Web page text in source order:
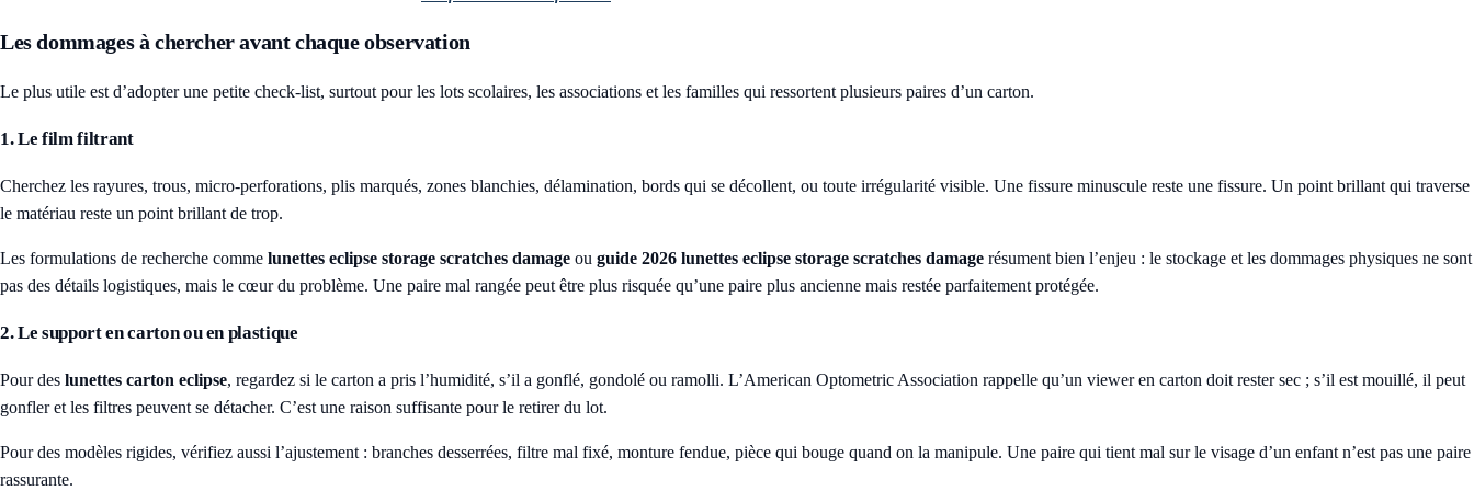
Les dommages à chercher avant chaque observation
Le plus utile est d’adopter une petite check-list, surtout pour les lots scolaires, les associations et les familles qui ressortent plusieurs paires d’un carton.
1. Le film filtrant
Cherchez les rayures, trous, micro-perforations, plis marqués, zones blanchies, délamination, bords qui se décollent, ou toute irrégularité visible. Une fissure minuscule reste une fissure. Un point brillant qui traverse
le matériau reste un point brillant de trop.
Les formulations de recherche comme lunettes eclipse storage scratches damage ou guide 2026 lunettes eclipse storage scratches damage résument bien l’enjeu : le stockage et les dommages physiques ne sont
pas des détails logistiques, mais le cœur du problème. Une paire mal rangée peut être plus risquée qu’une paire plus ancienne mais restée parfaitement protégée.
2. Le support en carton ou en plastique
Pour des lunettes carton eclipse, regardez si le carton a pris l’humidité, s’il a gonflé, gondolé ou ramolli. L’American Optometric Association rappelle qu’un viewer en carton doit rester sec ; s’il est mouillé, il peut
gonfler et les filtres peuvent se détacher. C’est une raison suffisante pour le retirer du lot.
Pour des modèles rigides, vérifiez aussi l’ajustement : branches desserrées, filtre mal fixé, monture fendue, pièce qui bouge quand on la manipule. Une paire qui tient mal sur le visage d’un enfant n’est pas une paire
rassurante.